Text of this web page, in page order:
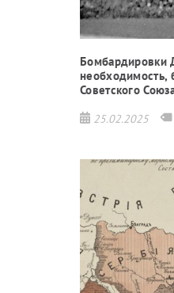
Бомбардировки
необходимость,
Советского
25.02.2025